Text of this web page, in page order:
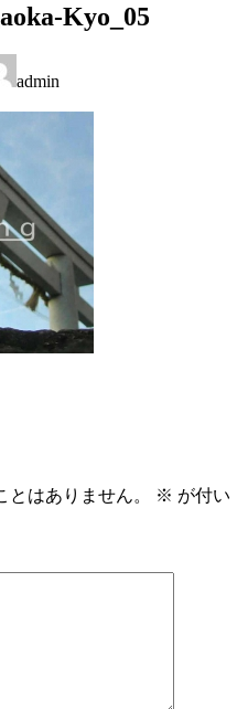
Kyo_05
admin
はありません。 ※ が付い